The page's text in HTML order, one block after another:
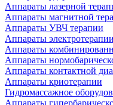
Аппараты лазерной
Аппараты магнитной
Аппараты УВЧ терапии
Аппараты электротерапии
Аппараты
Аппараты
Аппараты контактной
Аппараты криотерапии
Гидромассажное
Аппараты